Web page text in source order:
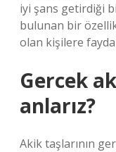
iyi şans getirdiği
bulunan bir
olan kişilere
Gercek
anlarız?
Akik taşlarının